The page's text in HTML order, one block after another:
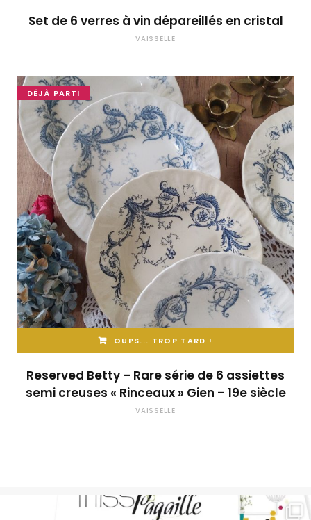
Set de 6 verres à vin dépareillés en cristal
VAISSELLE
DÉJÀ PARTI
OUPS... TROP TARD !
Reserved Betty – Rare série de 6 assiettes
semi creuses « Rinceaux » Gien – 19e siècle
VAISSELLE